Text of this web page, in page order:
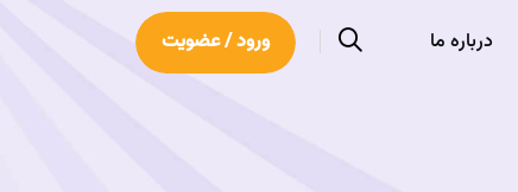
درباره ما ورود / عضویت